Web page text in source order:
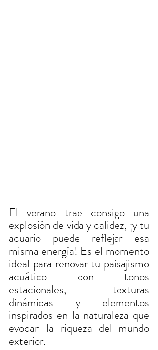
El verano trae consigo una
explosión de vida y calidez, ¡y tu
acuario puede reflejar esa
misma energía! Es el momento
ideal para renovar tu paisajismo
acuático con tonos
estacionales, texturas
dinámicas y elementos
inspirados en la naturaleza que
evocan la riqueza del mundo
exterior.